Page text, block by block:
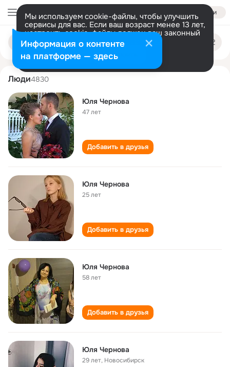
Войти
Мы используем cookie-файлы, чтобы улучшить
сервисы для вас. Если ваш возраст менее 13 лет,
настроить cookie-файлы должен ваш законный
представитель. Больше информации
Разрешить все Настроить
Поиск
людям
yulya chernova
Люди4830
Юля Чернова
47 лет
Добавить в друзья
Юля Чернова
25 лет
Добавить в друзья
Юля Чернова
58 лет
Добавить в друзья
Юля Чернова
29 лет, Новосибирск
Информация о контенте
на платформе — здесь